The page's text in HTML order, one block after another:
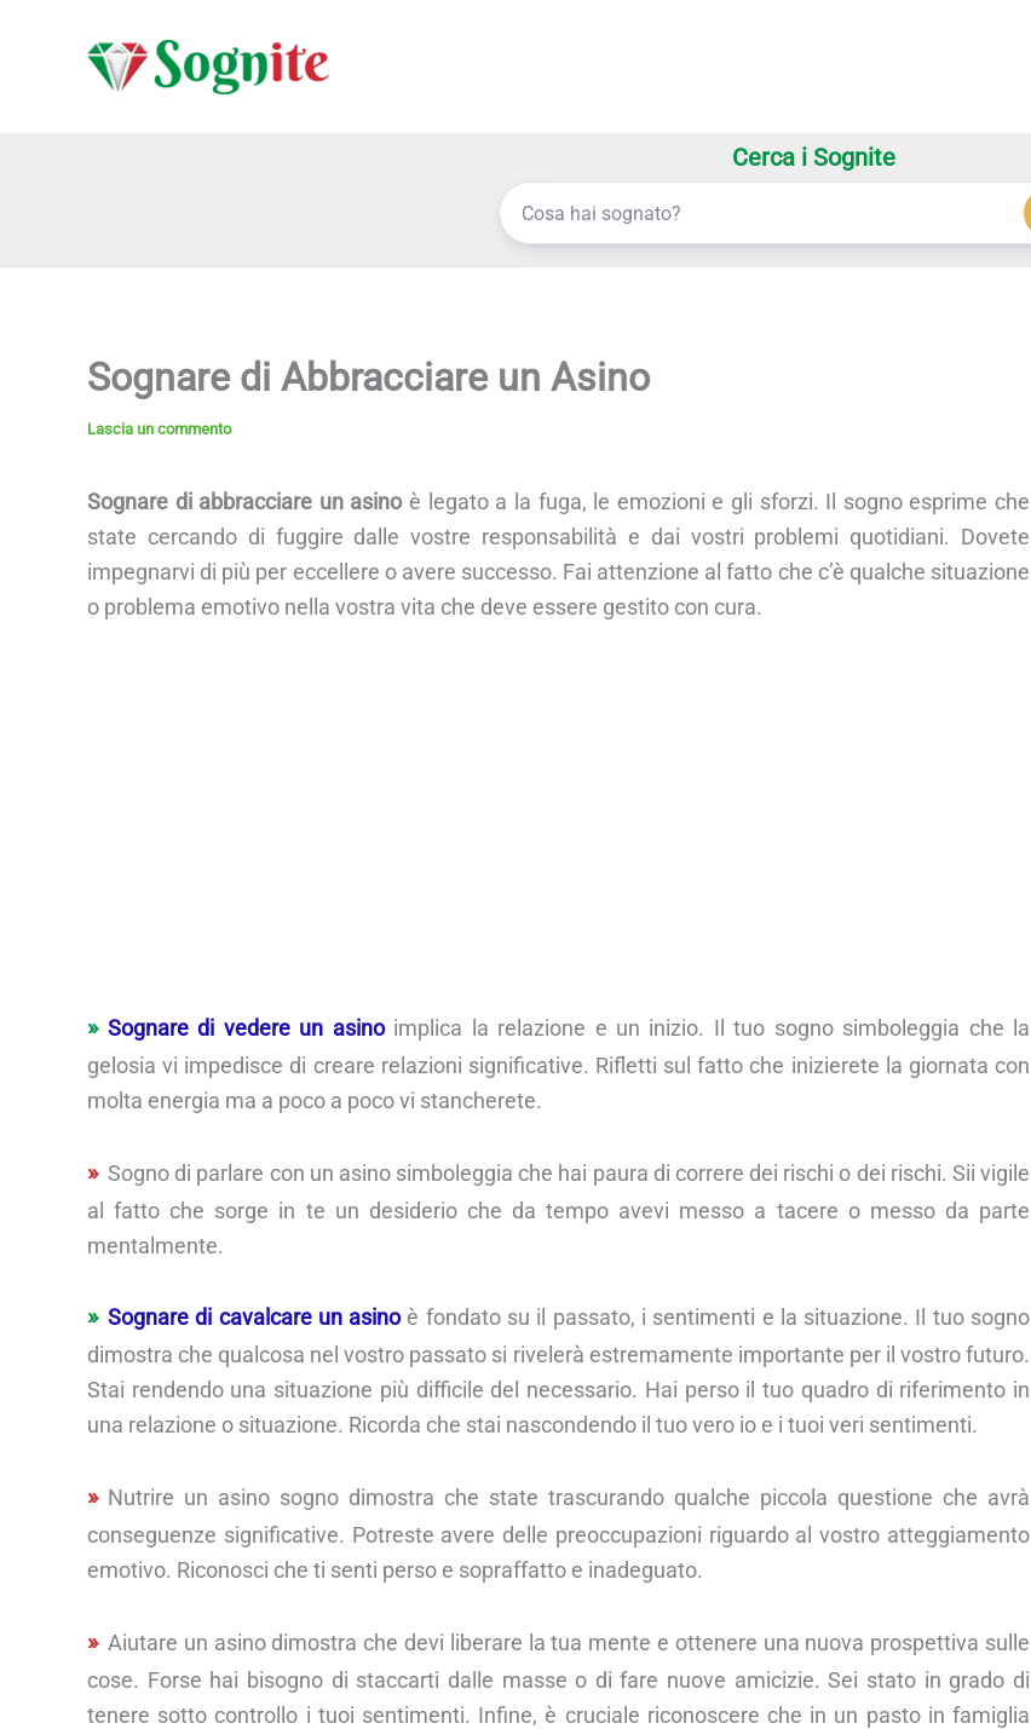
Cerca i Sognite
Sognare di Abbracciare un Asino
Lascia un commento
Sognare di abbracciare un asinoè legato a la fuga, le emozioni e gli sforzi. Il sogno esprime che
state cercando di fuggire dalle vostre responsabilità e dai vostri problemi quotidiani. Dovete
impegnarvi di più per eccellere o avere successo. Fai attenzione al fatto che c’è qualche situazione
o problema emotivo nella vostra vita che deve essere gestito con cura.
Sognare di vedere un asinoimplica la relazione e un inizio. Il tuo sogno simboleggia che la
gelosia vi impedisce di creare relazioni significative. Rifletti sul fatto che inizierete la giornata con
molta energia ma a poco a poco vi stancherete.
Sogno di parlare con un asino simboleggia che hai paura di correre dei rischi o dei rischi. Sii vigile
al fatto che sorge in te un desiderio che da tempo avevi messo a tacere o messo da parte
mentalmente.
Sognare di cavalcare un asinoè fondato su il passato, i sentimenti e la situazione. Il tuo sogno
dimostra che qualcosa nel vostro passato si rivelerà estremamente importante per il vostro futuro.
Stai rendendo una situazione più difficile del necessario. Hai perso il tuo quadro di riferimento in
una relazione o situazione. Ricorda che stai nascondendo il tuo vero io e i tuoi veri sentimenti.
Nutrire un asino sogno dimostra che state trascurando qualche piccola questione che avrà
conseguenze significative. Potreste avere delle preoccupazioni riguardo al vostro atteggiamento
emotivo. Riconosci che ti senti perso e sopraffatto e inadeguato.
Aiutare un asino dimostra che devi liberare la tua mente e ottenere una nuova prospettiva sulle
cose. Forse hai bisogno di staccarti dalle masse o di fare nuove amicizie. Sei stato in grado di
tenere sotto controllo i tuoi sentimenti. Infine, è cruciale riconoscere che in un pasto in famiglia